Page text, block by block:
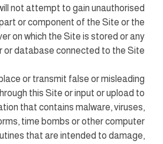
not attempt to gain unauthorised
or component of the Site or the
on which the Site is stored or any
or database connected to the Site.
or transmit false or misleading
this Site or input or upload to
that contains malware, viruses,
time bombs or other computer
that are intended to damage,